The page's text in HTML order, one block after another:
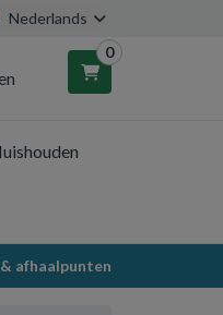
Nederlands
0
afhaalpunten